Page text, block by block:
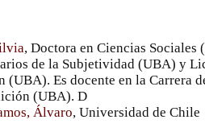
, Doctora en Ciencias
de la Subjetividad (UBA) y
(UBA). Es docente en la Carrera
(UBA). D
Álvaro, Universidad de Chile